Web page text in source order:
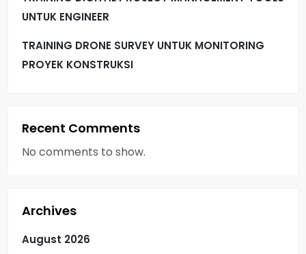
UNTUK ENGINEER
TRAINING DRONE SURVEY UNTUK MONITORING
PROYEK KONSTRUKSI
Recent Comments
No comments to show.
Archives
August 2026